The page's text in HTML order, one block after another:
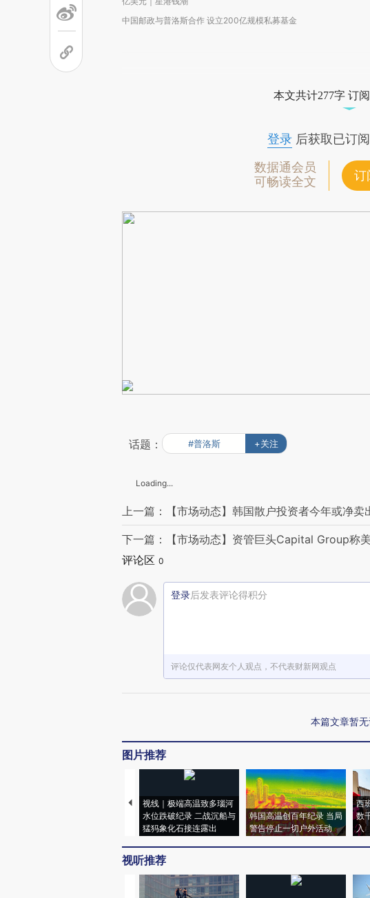
中国邮政与普洛斯合作 设立200亿规模私募基金
本文共计277字 订
登录后获取已订
数据通会员
可畅读全文
订
话题： #普洛斯 +关注
Loading...
上一篇：【市场动态】韩国散户投资者今年或净
下一篇：【市场动态】资管巨头Capital Group称
评论区 0
登录后发表评论得积分
评论仅代表网友个人观点，不代表财新网观点
本篇文章暂
图片推荐
视线｜极端高温致多瑙河
水位跌破纪录 二战沉船与
猛犸象化石接连露出
韩国高温创百年纪录 当局
警告停止一切户外活动
西
数
入
视听推荐